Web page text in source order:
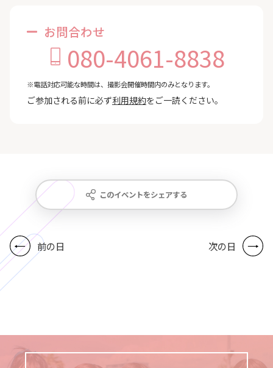
お問合わせ
080-4061-8838
※電話対応可能な時間は、撮影会開催時間内のみとなります。
ご参加される前に必ず利用規約をご一読ください。
このイベントをシェアする
前の日 次の日